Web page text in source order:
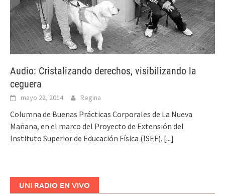
Audio: Cristalizando derechos, visibilizando la
ceguera
mayo 22, 2014 Regina
Columna de Buenas Prácticas Corporales de La Nueva
Mañana, en el marco del Proyecto de Extensión del
Instituto Superior de Educación Física (ISEF). [...]
UNI RADIO EN VIVO